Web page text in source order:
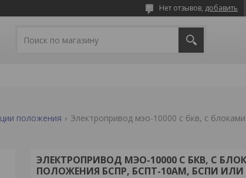
Нет отзывов, добавить
положения
ЭЛЕКТРОПРИВОД МЭО-10000 С БКВ, С
ПОЛОЖЕНИЯ БСПР, БСПТ-10АМ, БСПИ ИЛИ